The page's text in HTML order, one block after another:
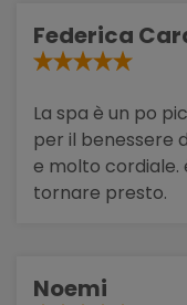
Federica
La spa è un po
per il benessere
e molto cordiale.
tornare presto.
Noemi